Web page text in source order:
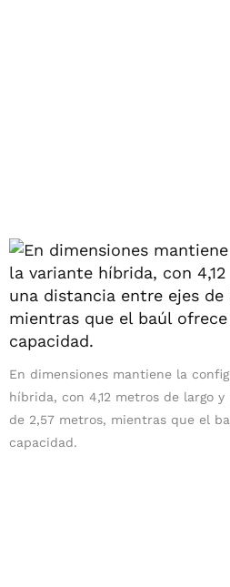
En dimensiones mantiene la
híbrida, con 4,12 metros de largo
de 2,57 metros, mientras que el
capacidad.